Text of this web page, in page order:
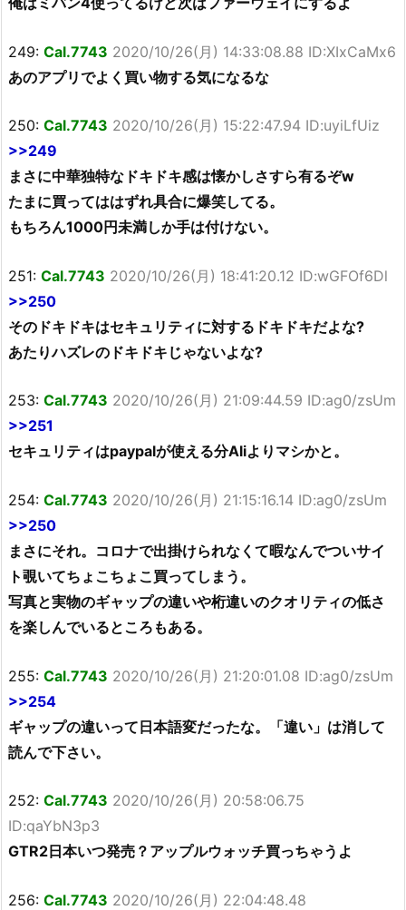
249: Cal.7743 2020/10/26(月) 14:33:08.88 ID:XIxCaMx6
あのアプリでよく買い物する気になるな
250: Cal.7743 2020/10/26(月) 15:22:47.94 ID:uyiLfUiz
>>249
まさに中華独特なドキドキ感は懐かしさすら有るぞw
たまに買ってははずれ具合に爆笑してる。
もちろん1000円未満しか手は付けない。
251: Cal.7743 2020/10/26(月) 18:41:20.12 ID:wGFOf6Dl
>>250
そのドキドキはセキュリティに対するドキドキだよな?
あたりハズレのドキドキじゃないよな?
253: Cal.7743 2020/10/26(月) 21:09:44.59 ID:ag0/zsUm
>>251
セキュリティはpaypalが使える分Aliよりマシかと。
254: Cal.7743 2020/10/26(月) 21:15:16.14 ID:ag0/zsUm
>>250
まさにそれ。コロナで出掛けられなくて暇なんでついサイ
ト覗いてちょこちょこ買ってしまう。
写真と実物のギャップの違いや桁違いのクオリティの低さ
を楽しんでいるところもある。
255: Cal.7743 2020/10/26(月) 21:20:01.08 ID:ag0/zsUm
>>254
ギャップの違いって日本語変だったな。「違い」は消して
読んで下さい。
252: Cal.7743 2020/10/26(月) 20:58:06.75
ID:qaYbN3p3
GTR2日本いつ発売？アップルウォッチ買っちゃうよ
256: Cal.7743 2020/10/26(月) 22:04:48.48